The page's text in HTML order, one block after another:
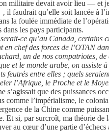
militaire devait avoir lieu — et
il faudrait qu’elle soit lancée à
la foulée immédiate de
les pays participants.
ce qu’au Canada, certains
en chef des forces de l’OTAN
un de nos compatriotes,
et le monde arabe, on assiste
feutrés entre elles ; quels
l’Afrique, le Proche et le
s’agissait que des puissances
comme l’impérialisme, le
de la Chine comme
Et si, par surcroît, ma théorie de
au cœur d’une partie